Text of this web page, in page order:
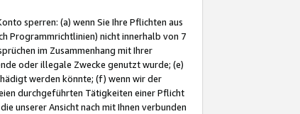
sperren: (a) wenn Sie Ihre Pflichten aus
Programmrichtlinien) nicht innerhalb von 7
im Zusammenhang mit Ihrer
oder illegale Zwecke genutzt wurde; (e)
werden könnte; (f) wenn wir der
durchgeführten Tätigkeiten einer Pflicht
unserer Ansicht nach mit Ihnen verbunden